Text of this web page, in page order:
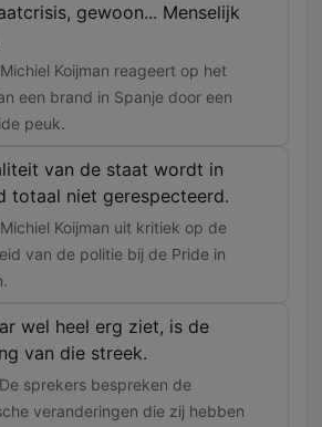
gewoon... Menselijk
Koijman reageert op het
een brand in Spanje door een
peuk.
van de staat wordt in
totaal niet gerespecteerd.
Koijman uit kritiek op de
van de politie bij de Pride in
wel heel erg ziet, is de
van die streek.
sprekers bespreken de
veranderingen die zij hebben